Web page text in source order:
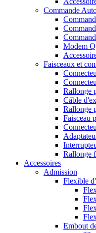
Commande
Modem
Faisceaux et
Rallonge
Câble
Rallonge
Faisceau
Rallonge
Accessoires
Admission
Flexible
Embout